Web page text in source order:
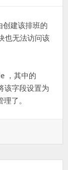
建该排班的
也无法访问该
，其中的
该字段设置为
了。